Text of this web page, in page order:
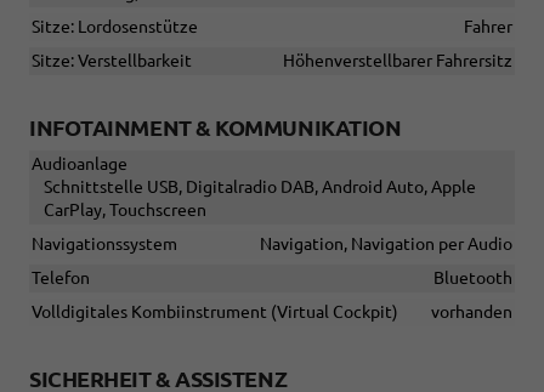
Sitze: Lordosenstütze
Fahrer
Sitze: Verstellbarkeit
Höhenverstellbarer Fahrersitz
INFOTAINMENT & KOMMUNIKATION
Audioanlage
Schnittstelle USB, Digitalradio DAB, Android Auto, Apple
CarPlay, Touchscreen
Navigationssystem
Navigation, Navigation per Audio
Telefon
Bluetooth
Volldigitales Kombiinstrument (Virtual Cockpit)
vorhanden
SICHERHEIT & ASSISTENZ